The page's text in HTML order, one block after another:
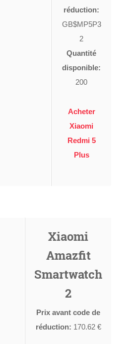
réduction:
GB$MP5P3
2
Quantité
disponible:
200
Acheter
Xiaomi
Redmi 5
Plus
Xiaomi
Amazfit
Smartwatch
2
Prix avant code de
réduction: 170.62 €